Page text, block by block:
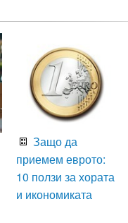
Защо да
приемем еврото:
10 ползи за хората
и икономиката